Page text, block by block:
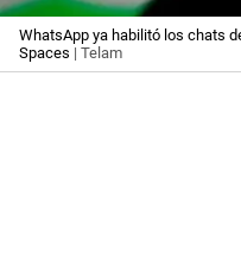
WhatsApp ya habilitó los chats
Spaces | Telam